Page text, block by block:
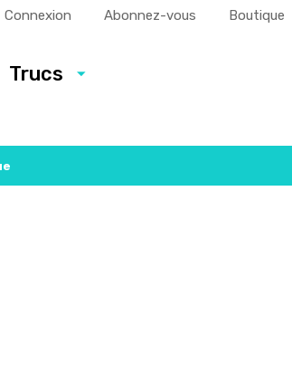
Connexion Abonnez-vous Boutique
Trucs